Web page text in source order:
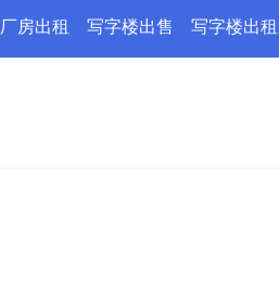
厂房出租 写字楼出售 写字楼出租